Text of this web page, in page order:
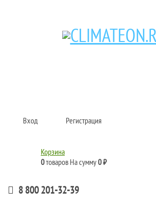
Кондиционеры и сплит-системы, газовые котлы,
Вход Регистрация
Корзина
0товаров На сумму0 ₽
8 800 201-32-39